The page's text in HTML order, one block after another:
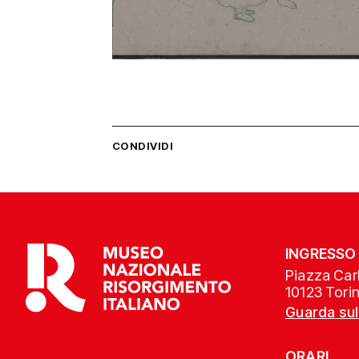
CONDIVIDI
INGRESSO
Piazza
10123
Guarda